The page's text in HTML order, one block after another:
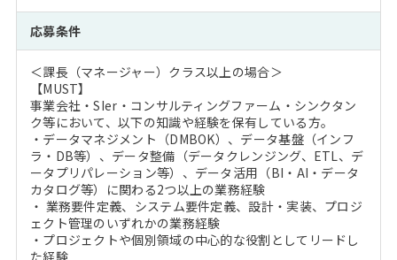
応募条件
＜課長（マネージャー）クラス以上の場合＞
【MUST】
事業会社・SIer・コンサルティングファーム・シンクタン
ク等において、以下の知識や経験を保有している方。
・データマネジメント（DMBOK）、データ基盤（インフ
ラ・DB等）、データ整備（データクレンジング、ETL、デ
ータプリパレーション等）、データ活用（BI・AI・データ
カタログ等）に関わる2つ以上の業務経験
・ 業務要件定義、システム要件定義、設計・実装、プロジ
ェクト管理のいずれかの業務経験
・プロジェクトや個別領域の中心的な役割としてリードし